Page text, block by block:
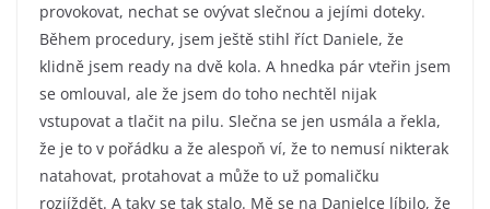
provokovat, nechat se ovývat slečnou a jejími doteky.
Během procedury, jsem ještě stihl říct Daniele, že
klidně jsem ready na dvě kola. A hnedka pár vteřin jsem
se omlouval, ale že jsem do toho nechtěl nijak
vstupovat a tlačit na pilu. Slečna se jen usmála a řekla,
že je to v pořádku a že alespoň ví, že to nemusí nikterak
natahovat, protahovat a může to už pomaličku
rozjíždět. A taky se tak stalo. Mě se na Danielce líbilo, že